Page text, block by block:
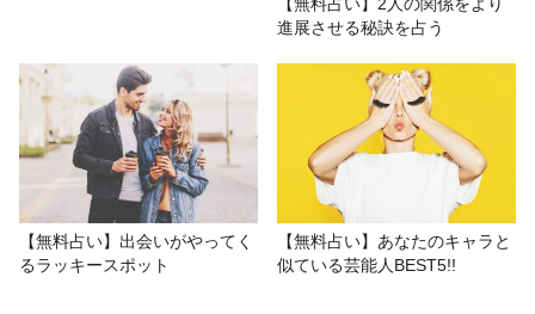
【無料占い】2人の関係をより
進展させる秘訣を占う
【無料占い】出会いがやってく
るラッキースポット
【無料占い】あなたのキャラと
似ている芸能人BEST5!!